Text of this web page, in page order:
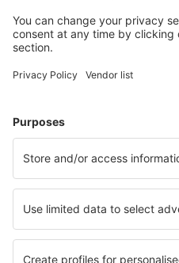
Meest gezochte hotels
Hotels in Mumbai Hotels in
Hotels in Vasco da Gama
Hotels in Manali Hotels in